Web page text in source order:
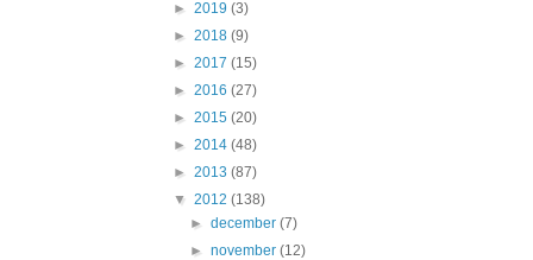
► 2019 (3)
► 2018 (9)
► 2017 (15)
► 2016 (27)
► 2015 (20)
► 2014 (48)
► 2013 (87)
▼ 2012 (138)
►december(7)
►november(12)